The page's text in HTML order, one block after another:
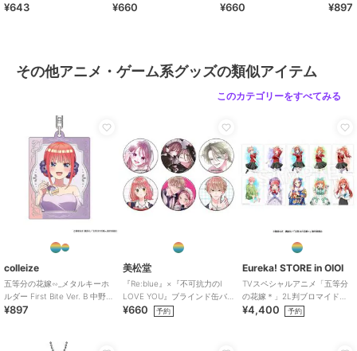
野三玖
¥643
中野五月
¥660
中野三玖
¥660
二乃
¥897
その他アニメ・ゲーム系グッズの類似アイテム
このカテゴリーをすべてみる
colleize
五等分の花嫁∽_メタルキーホ
ルダー First Bite Ver. B 中野二
乃
¥897
美松堂
『Re:blue』×『不可抗力のI
LOVE YOU』ブラインド缶バ
ッジ（全6種）
¥660 予約
Eureka! STORE in OIOI
TVスペシャルアニメ「五等分
の花嫁＊」2L判ブロマイドセ
ット
¥4,400 予約